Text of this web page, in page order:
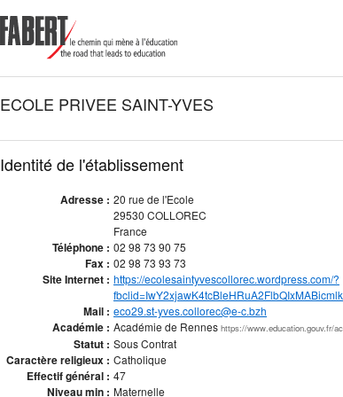
ECOLE PRIVEE SAINT-YVES
Identité de l'établissement
Adresse : 20 rue de l'Ecole
29530 COLLOREC
France
Téléphone : 02 98 73 90 75
Fax : 02 98 73 93 73
Site Internet : https://ecolesaintyvescollorec.wordpress.com/?
Mail : eco29.st-yves.collorec@e-c.bzh
Académie : Académie de Rennes https://www.education.gouv.fr/
Statut : Sous Contrat
Caractère religieux : Catholique
Effectif général : 47
Niveau min : Maternelle